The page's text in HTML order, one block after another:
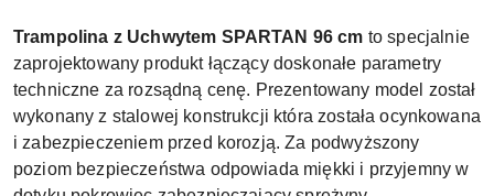
Trampolina z Uchwytem SPARTAN 96 cm to specjalnie
zaprojektowany produkt łączący doskonałe parametry
techniczne za rozsądną cenę. Prezentowany model został
wykonany z stalowej konstrukcji która została ocynkowana
i zabezpieczeniem przed korozją. Za podwyższony
poziom bezpieczeństwa odpowiada miękki i przyjemny w